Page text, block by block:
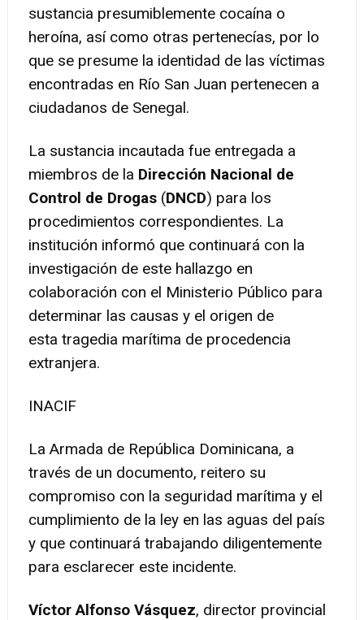
sustancia presumiblemente cocaína o
heroína, así como otras pertenecías, por lo
que se presume la identidad de las víctimas
encontradas en Río San Juan pertenecen a
ciudadanos de Senegal.
La sustancia incautada fue entregada a
miembros de la Dirección Nacional de
Control de Drogas (DNCD) para los
procedimientos correspondientes. La
institución informó que continuará con la
investigación de este hallazgo en
colaboración con el Ministerio Público para
determinar las causas y el origen de
esta tragedia marítima de procedencia
extranjera.
INACIF
La Armada de República Dominicana, a
través de un documento, reitero su
compromiso con la seguridad marítima y el
cumplimiento de la ley en las aguas del país
y que continuará trabajando diligentemente
para esclarecer este incidente.
Víctor Alfonso Vásquez, director provincial